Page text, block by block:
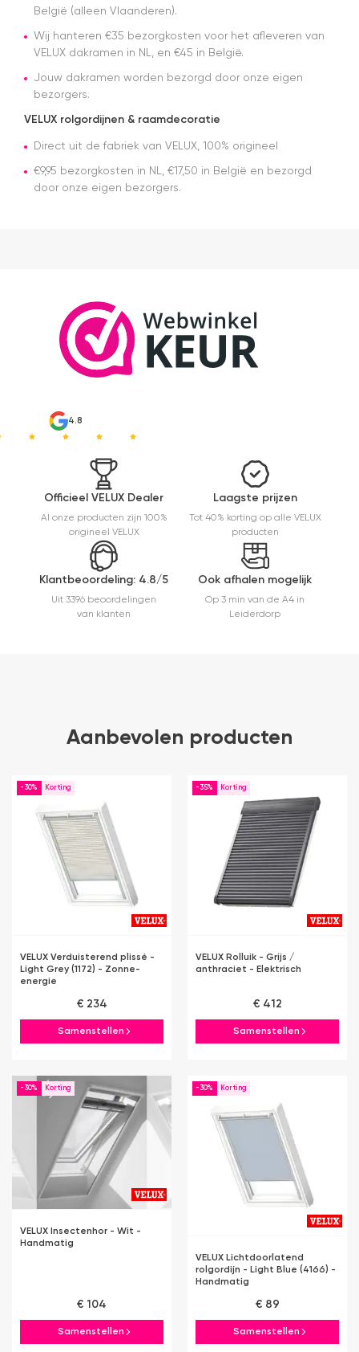
levering
tip.. heb nu
dakraam
gekocht.
Maar
installatie
is echt
heel
veel
mooier uit
en kreukt
inrollen.
België (alleen Vlaanderen).
Wij hanteren €35 bezorgkosten voor het afleveren van
VELUX dakramen in NL, en €45 in België.
Jouw dakramen worden bezorgd door onze eigen
bezorgers.
VELUX rolgordijnen & raamdecoratie
Direct uit de fabriek van VELUX, 100% origineel
€9,95 bezorgkosten in NL, €17,50 in België en bezorgd
door onze eigen bezorgers.
4.8
Officieel VELUX Dealer
Al onze producten zijn 100%
origineel VELUX
Laagste prijzen
Tot 40% korting op alle VELUX
producten
Klantbeoordeling: 4.8/5
Uit 3396 beoordelingen
van klanten
Ook afhalen mogelijk
Op 3 min van de A4 in
Leiderdorp
Aanbevolen producten
-30%
VELUX Verduisterend plissé -
Light Grey (1172) - Zonne-
energie
€ 234
Samenstellen
-35%
VELUX Rolluik - Grijs /
anthraciet - Elektrisch
€ 412
Samenstellen
-30%
VELUX Insectenhor - Wit -
Handmatig
€ 104
Samenstellen
-30%
VELUX Lichtdoorlatend
rolgordijn - Light Blue (4166) -
Handmatig
€ 89
Samenstellen